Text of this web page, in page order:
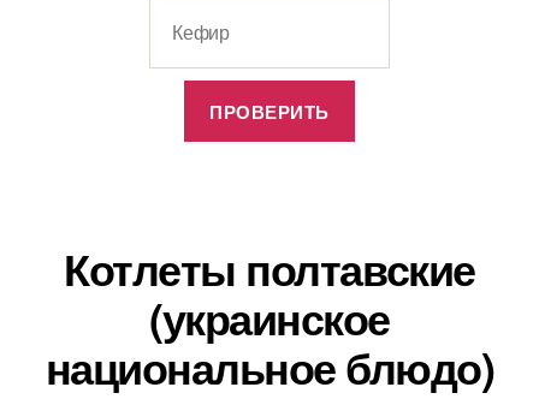
Котлеты полтавские
(украинское
национальное блюдо)